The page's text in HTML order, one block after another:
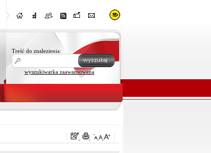
Treść do znalezienia:
wyszukiwarka zaawansowana